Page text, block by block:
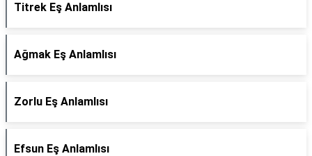
Titrek Eş Anlamlısı
Ağmak Eş Anlamlısı
Zorlu Eş Anlamlısı
Efsun Eş Anlamlısı